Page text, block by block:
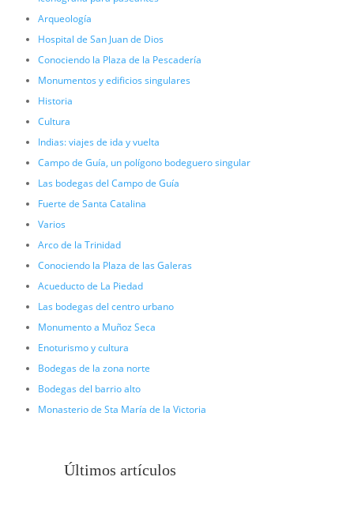
Arqueología
Hospital de San Juan de Dios
Conociendo la Plaza de la Pescadería
Monumentos y edificios singulares
Historia
Cultura
Indias: viajes de ida y vuelta
Campo de Guía, un polígono bodeguero singular
Las bodegas del Campo de Guía
Fuerte de Santa Catalina
Varios
Arco de la Trinidad
Conociendo la Plaza de las Galeras
Acueducto de La Piedad
Las bodegas del centro urbano
Monumento a Muñoz Seca
Enoturismo y cultura
Bodegas de la zona norte
Bodegas del barrio alto
Monasterio de Sta María de la Victoria
Últimos artículos